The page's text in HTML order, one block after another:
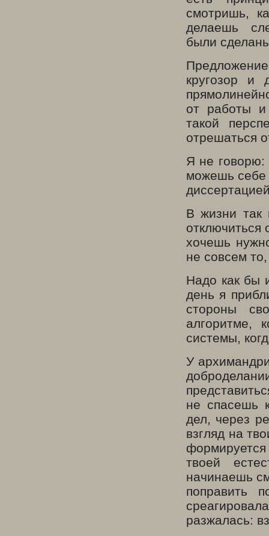
смотришь,
делаешь
были
кругозор и
от работы и
такой
отрешаться
Я не говорю:
можешь себе
В жизни так
хочешь
не совсем
Надо как бы
день я
стороны
алгоритме,
системы,
У
не спасешь
дел, через
взгляд на
твоей
начинаешь
поправить
разжалась: